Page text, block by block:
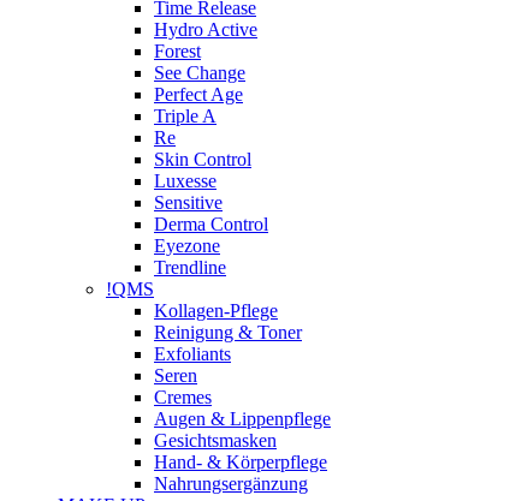
Time Release
Hydro Active
Forest
See Change
Perfect Age
Triple A
Re
Skin Control
Luxesse
Sensitive
Derma Control
Eyezone
Trendline
!QMS
Kollagen-Pflege
Reinigung & Toner
Exfoliants
Seren
Cremes
Augen & Lippenpflege
Gesichtsmasken
Hand- & Körperpflege
Nahrungsergänzung